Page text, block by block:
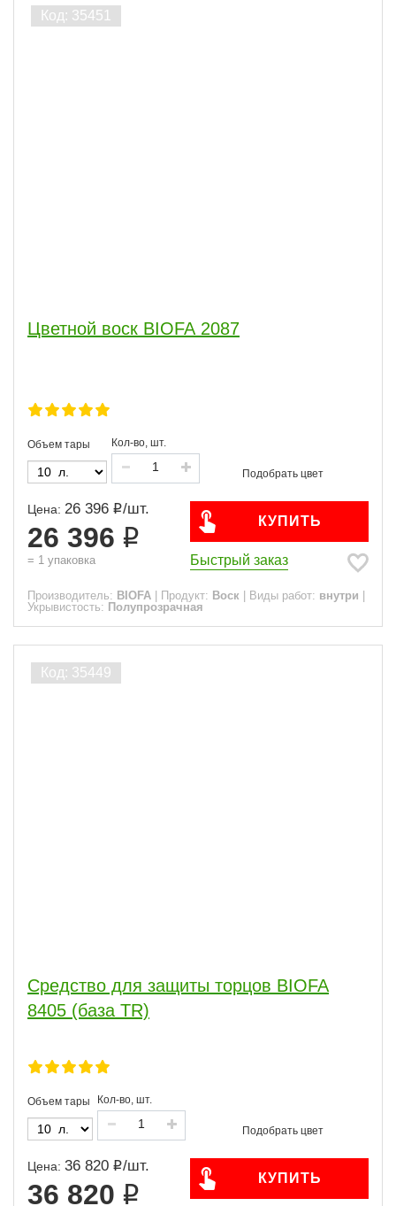
Цветной воск BIOFA 2087
Объем тары Кол-во, шт.
Цена: 26 396 /шт.
26 396
= 1 упаковка
КУПИТЬ
Быстрый заказ
Производитель: BIOFA Продукт: Воск Виды работ: внутри
Укрывистость: Полупрозрачная
Средство для защиты торцов BIOFA
8405 (база TR)
Объем тары Кол-во, шт.
Цена: 36 820 /шт.
36 820
КУПИТЬ